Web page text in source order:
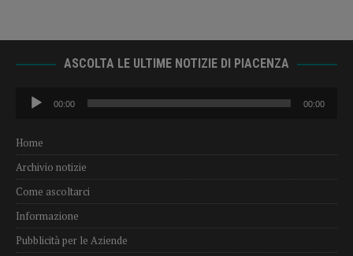
ASCOLTA LE ULTIME NOTIZIE DI PIACENZA
Audio
Player
00:00 00:00
Home
Archivio notizie
Come ascoltarci
Informazione
Pubblicità per le Aziende